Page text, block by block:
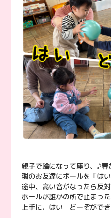
親子で輪になって座り、♪
隣のお友達にボールを「は
途中、高い音がなったら反
ボールが誰かの所で止まっ
上手に、はい どーぞがで